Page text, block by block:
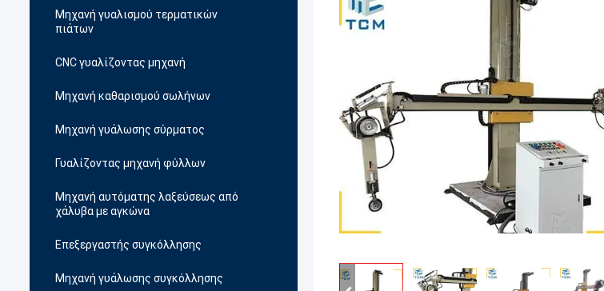
Μηχανή γυαλισμού τερματικών
πιάτων
CNC γυαλίζοντας μηχανή
Μηχανή καθαρισμού σωλήνων
Μηχανή γυάλωσης σύρματος
Γυαλίζοντας μηχανή φύλλων
Μηχανή αυτόματης λαξεύσεως από
χάλυβα με αγκώνα
Επεξεργαστής συγκόλλησης
Μηχανή γυάλωσης συγκόλλησης